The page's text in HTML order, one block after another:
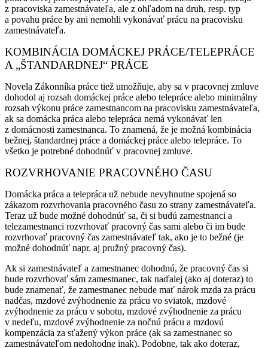
z pracoviska zamestnávateľa, ale z ohľadom na druh, resp. typ
a povahu práce by ani nemohli vykonávať prácu na pracovisku
zamestnávateľa.
KOMBINÁCIA DOMÁCKEJ PRÁCE/TELEPRÁCE
A „ŠTANDARDNEJ“ PRÁCE
Novela Zákonníka práce tiež umožňuje, aby sa v pracovnej zmluve
dohodol aj rozsah domáckej práce alebo telepráce alebo minimálny
rozsah výkonu práce zamestnancom na pracovisku zamestnávateľa,
ak sa domácka práca alebo telepráca nemá vykonávať len
z domácnosti zamestnanca. To znamená, že je možná kombinácia
bežnej, štandardnej práce a domáckej práce alebo telepráce. To
všetko je potrebné dohodnúť v pracovnej zmluve.
ROZVRHOVANIE PRACOVNÉHO ČASU
Domácka práca a telepráca už nebude nevyhnutne spojená so
zákazom rozvrhovania pracovného času zo strany zamestnávateľa.
Teraz už bude možné dohodnúť sa, či si budú zamestnanci a
telezamestnanci rozvrhovať pracovný čas sami alebo či im bude
rozvrhovať pracovný čas zamestnávateľ tak, ako je to bežné (je
možné dohodnúť napr. aj pružný pracovný čas).
Ak si zamestnávateľ a zamestnanec dohodnú, že pracovný čas si
bude rozvrhovať sám zamestnanec, tak naďalej (ako aj doteraz) to
bude znamenať, že zamestnanec nebude mať nárok mzda za prácu
nadčas, mzdové zvýhodnenie za prácu vo sviatok, mzdové
zvýhodnenie za prácu v sobotu, mzdové zvýhodnenie za prácu
v nedeľu, mzdové zvýhodnenie za nočnú prácu a mzdovú
kompenzácia za sťažený výkon práce (ak sa zamestnanec so
zamestnávateľom nedohodne inak). Podobne, tak ako doteraz,